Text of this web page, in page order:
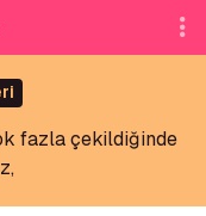
fazla çekildiğinde